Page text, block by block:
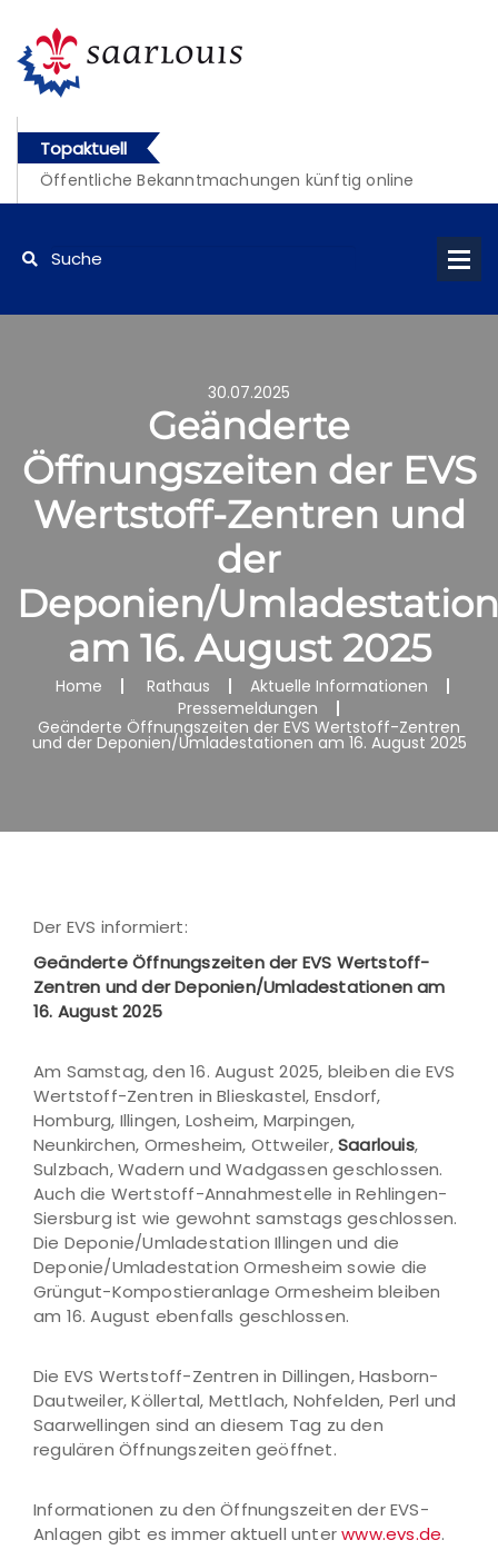
Topaktuell
Öffentliche Bekanntmachungen künftig online
abrufbar
30.07.2025
Geänderte
Öffnungszeiten der EVS
Wertstoff-Zentren und
der
Deponien/
am 16. August 2025
Home Rathaus
Aktuelle Informationen
Pressemeldungen
Geänderte Öffnungszeiten der EVS Wertstoff-Zentren
und der Deponien/Umladestationen am 16. August 2025
Der EVS informiert:
Geänderte Öffnungszeiten der EVS Wertstoff-
Zentren und der Deponien/Umladestationen am
16. August 2025
Am Samstag, den 16. August 2025, bleiben die EVS
Wertstoff-Zentren in Blieskastel, Ensdorf,
Homburg, Illingen, Losheim, Marpingen,
Neunkirchen, Ormesheim, Ottweiler,Saarlouis,
Sulzbach, Wadern und Wadgassen geschlossen.
Auch die Wertstoff-Annahmestelle in Rehlingen-
Siersburg ist wie gewohnt samstags geschlossen.
Die Deponie/Umladestation Illingen und die
Deponie/Umladestation Ormesheim sowie die
Grüngut-Kompostieranlage Ormesheim bleiben
am 16. August ebenfalls geschlossen.
Die EVS Wertstoff-Zentren in Dillingen, Hasborn-
Dautweiler, Köllertal, Mettlach, Nohfelden, Perl und
Saarwellingen sind an diesem Tag zu den
regulären Öffnungszeiten geöffnet.
Informationen zu den Öffnungszeiten der EVS-
Anlagen gibt es immer aktuell unterwww.evs.de.